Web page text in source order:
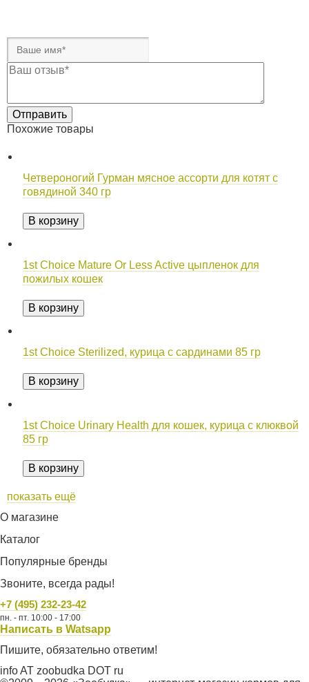
Похожие товары
Четвероногий Гурман мясное ассорти для котят с
говядиной 340 гр
В корзину
1st Choice Mature Or Less Active цыпленок для
пожилых кошек
В корзину
1st Choice Sterilized, курица с сардинами 85 гр
В корзину
1st Choice Urinary Health для кошек, курица с клюквой
85 гр
В корзину
показать ещё
О магазине
Каталог
Популярные бренды
Звоните, всегда рады!
+7 (495) 232-23-42
пн. - пт. 10:00 - 17:00
Написать в Watsapp
Пишите, обязательно ответим!
info AT zoobudka DOT ru